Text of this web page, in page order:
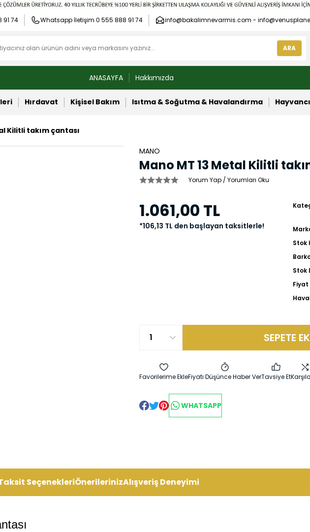
91 74 Whatsapp İletişim 0 555 888 91 74 info@bakalimnevarmis.com -
ARA
ANASAYFA Hakkımızda
Hırdavat Kişisel Bakım Isıtma & Soğutma & Havalandırma
Kilitli takım çantası
MANO
Mano MT 13 Metal Kilitli
Yorum Yap / Yorumları Oku
1.061,00 TL
*106,13 TL den başlayan taksitlerle!
Stok
Stok
Fiyat
SEPETE
Fiyatı Düşünce Haber VerTavsiye Et
WHATSAPP
SeçenekleriÖnerilerinizAlışveriş Deneyimi